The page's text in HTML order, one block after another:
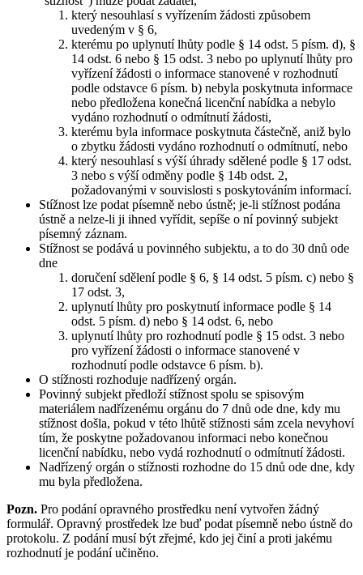
který nesouhlasí s vyřízením žádosti způsobem
uvedeným v § 6,
kterému po uplynutí lhůty podle § 14 odst. 5 písm. d), §
14 odst. 6 nebo § 15 odst. 3 nebo po uplynutí lhůty pro
vyřízení žádosti o informace stanovené v rozhodnutí
podle odstavce 6 písm. b) nebyla poskytnuta informace
nebo předložena konečná licenční nabídka a nebylo
vydáno rozhodnutí o odmítnutí žádosti,
kterému byla informace poskytnuta částečně, aniž bylo
o zbytku žádosti vydáno rozhodnutí o odmítnutí, nebo
který nesouhlasí s výší úhrady sdělené podle § 17 odst.
3 nebo s výší odměny podle § 14b odst. 2,
požadovanými v souvislosti s poskytováním informací.
Stížnost lze podat písemně nebo ústně; je-li stížnost podána
ústně a nelze-li ji ihned vyřídit, sepíše o ní povinný subjekt
písemný záznam.
Stížnost se podává u povinného subjektu, a to do 30 dnů ode
dne
doručení sdělení podle § 6, § 14 odst. 5 písm. c) nebo §
17 odst. 3,
uplynutí lhůty pro poskytnutí informace podle § 14
odst. 5 písm. d) nebo § 14 odst. 6, nebo
uplynutí lhůty pro rozhodnutí podle § 15 odst. 3 nebo
pro vyřízení žádosti o informace stanovené v
rozhodnutí podle odstavce 6 písm. b).
O stížnosti rozhoduje nadřízený orgán.
Povinný subjekt předloží stížnost spolu se spisovým
materiálem nadřízenému orgánu do 7 dnů ode dne, kdy mu
stížnost došla, pokud v této lhůtě stížnosti sám zcela nevyhoví
tím, že poskytne požadovanou informaci nebo konečnou
licenční nabídku, nebo vydá rozhodnutí o odmítnutí žádosti.
Nadřízený orgán o stížnosti rozhodne do 15 dnů ode dne, kdy
mu byla předložena.
Pozn. Pro podání opravného prostředku není vytvořen žádný
formulář. Opravný prostředek lze buď podat písemně nebo ústně do
protokolu. Z podání musí být zřejmé, kdo jej činí a proti jakému
rozhodnutí je podání učiněno.